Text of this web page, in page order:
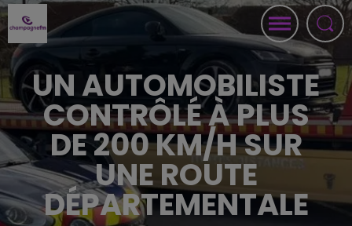
UN AUTOMOBILISTE
CONTRÔLÉ À PLUS
DE 200 KM/H SUR
UNE ROUTE
DÉPARTEMENTALE